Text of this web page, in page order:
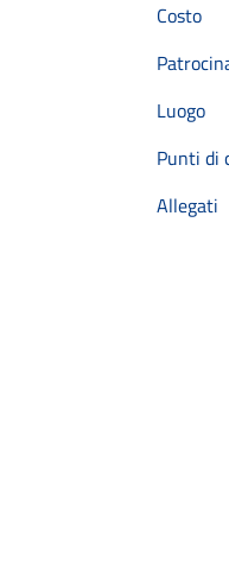
Costo
Luogo
Punti di
Allegati